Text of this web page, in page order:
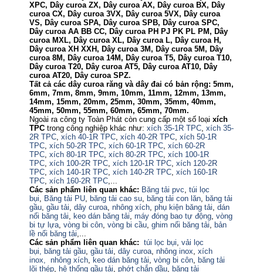
XPC, Dây curoa ZX, Dây curoa AX, Dây curoa BX, Dây
curoa CX, Dây curoa 3VX, Dây curoa 5VX, Dây curoa
VS, Dây curoa SPA, Dây curoa SPB, Dây curoa SPC,
Dây curoa AA BB CC, Dây curoa PH PJ PK PL PM, Dây
curoa MXL, Dây curoa XL, Dây curoa L, Dây curoa H,
Dây curoa XH XXH, Dây curoa 3M, Dây curoa 5M, Dây
curoa 8M, Dây curoa 14M, Dây curoa T5, Dây curoa T10,
Dây curoa T20, Dây curoa AT5, Dây curoa AT10, Dây
curoa AT20, Dây curoa SPZ.
Tất cả các dây curoa răng và dây đai có bản rộng: 5mm,
6mm, 7mm, 8mm, 9mm, 10mm, 11mm, 12mm, 13mm,
14mm, 15mm, 20mm, 25mm, 30mm, 35mm, 40mm,
45mm, 50mm, 55mm, 60mm, 65mm, 70mm.
Ngoài ra công ty Toàn Phát còn cung cấp một số loại xích
TPC trong công nghiệp khác như: xích 35-1R TPC, xích 35-
2R TPC, xích 40-1R TPC, xích 40-2R TPC, xích 50-1R
TPC, xích 50-2R TPC, xích 60-1R TPC, xích 60-2R
TPC, xích 80-1R TPC, xích 80-2R TPC, xích 100-1R
TPC, xích 100-2R TPC, xích 120-1R TPC, xích 120-2R
TPC, xích 140-1R TPC, xích 140-2R TPC, xích 160-1R
TPC, xích 160-2R TPC,...
Các sản phẩm liên quan khác: Băng tải pvc, túi lọc
bụi, Băng tải PU, băng tải cao su, băng tải con lăn, băng tải
gầu, gầu tải, dây curoa, nhông xích, phụ kiện băng tải, dán
nối băng tải, keo dán băng tải, máy đóng bao tự động, vòng
bi tự lựa, vòng bi côn, vòng bi cầu, ghim nối băng tải, bản
lề nối băng tải,...
Các sản phẩm liên quan khác: túi lọc bụi, vải lọc
bụi, băng tải gầu, gầu tải, dây curoa, nhông inox, xích
inox, nhông xích, keo dán băng tải, vòng bi côn, băng tải
lõi thép, hệ thống gầu tải, phớt chắn dầu, băng tải